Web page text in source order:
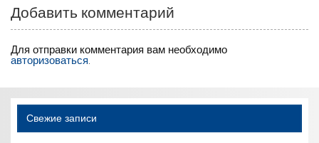
Добавить комментарий
Для отправки комментария вам необходимо
авторизоваться.
Свежие записи